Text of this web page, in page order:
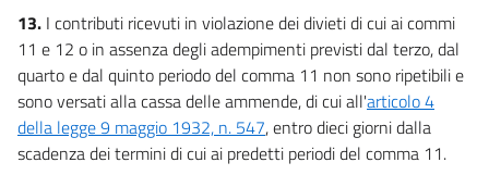
13. I contributi ricevuti in violazione dei divieti di cui ai commi
11 e 12 o in assenza degli adempimenti previsti dal terzo, dal
quarto e dal quinto periodo del comma 11 non sono ripetibili e
sono versati alla cassa delle ammende, di cui all'articolo 4
della legge 9 maggio 1932, n. 547, entro dieci giorni dalla
scadenza dei termini di cui ai predetti periodi del comma 11.